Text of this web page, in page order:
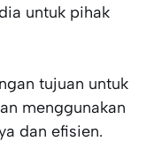
untuk pihak
tujuan untuk
menggunakan
dan efisien.